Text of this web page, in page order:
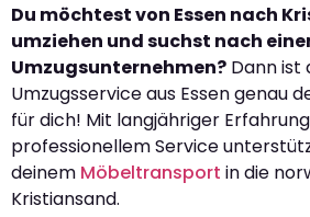
Du möchtest von Essen nach
umziehen und suchst nach
Umzugsunternehmen? Dann ist
Umzugsservice aus Essen genau
für dich! Mit langjähriger
professionellem Service
deinem Möbeltransport in die
Kristiansand.